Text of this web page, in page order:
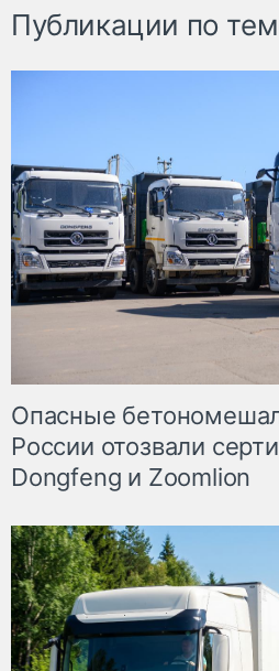
Публикации по
Опасные
России отозвали
Dongfeng и Zoomlion